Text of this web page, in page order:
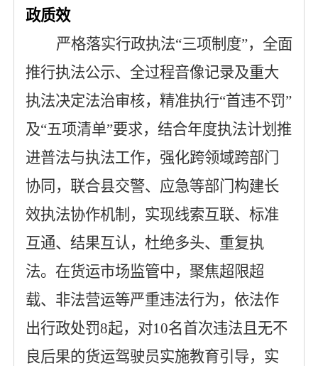
政质效
严格落实行政执法“三项制度”，全面
推行执法公示、全过程音像记录及重大
执法决定法治审核， 精准执行“首违不罚”
及“五项清单”要求，结合年度执法计划推
进普法与执法工作， 强化跨领域跨部门
协同，联合县交警、应急等部门构建长
效执法协作机制，实现线索互联、标准
互通、结果互认，杜绝多头、重复执
法。在货运市场监管中，聚焦超限超
载、非法营运等严重违法行为，依法作
出行政处罚8起， 对10名首次违法且无不
良后果的货运驾驶员实施教育引导，实